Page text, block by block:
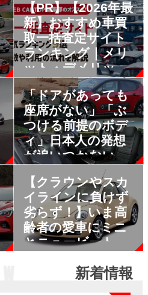
【PR】【2026年最
新】おすすめ車買
取一括査定サイト
ランキング｜メリ
ット・デメリット
も解説
「ドアがあっても
座席がない」「ぶ
つける前提のボデ
ィ」日本人の発想
が追いつかない輸
入車「珍装備」５
つ
【クラウンやスカ
イラインに負けず
劣らず！】いま高
齢者の愛車にミニ
とニュービートル
新着情報
NEW